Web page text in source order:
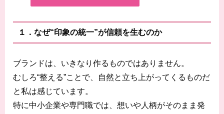
１．なぜ“印象の統一”が信頼を生むのか
ブランドは、いきなり作るものではありません。
むしろ“整える”ことで、自然と立ち上がってくるものだ
と私は感じています。
特に中小企業や専門職では、想いや人柄がそのまま発